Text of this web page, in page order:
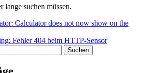
lange suchen müssen.
Calculator does not now show on the
Fehler 404 beim HTTP-Sensor